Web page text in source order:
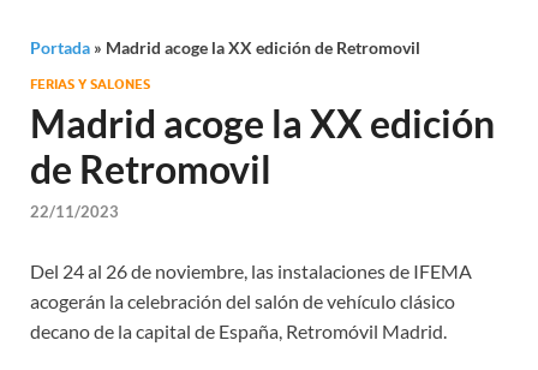
Portada » Madrid acoge la XX edición de Retromovil
FERIAS Y SALONES
Madrid acoge la XX edición
de Retromovil
22/11/2023
Del 24 al 26 de noviembre, las instalaciones de IFEMA
acogerán la celebración del salón de vehículo clásico
decano de la capital de España, Retromóvil Madrid.